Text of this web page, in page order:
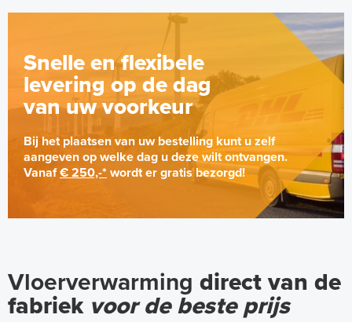
Snelle en flexibele
levering op de dag
van uw voorkeur
Bij het plaatsen van uw bestelling kunt u zelf
aangeven op welke dag u deze wilt ontvangen.
Vanaf€ 250,-* wordt er gratis bezorgd!
Vloerverwarming direct van de
fabriek voor de beste prijs